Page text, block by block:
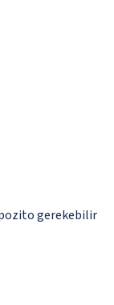
gerekebilir